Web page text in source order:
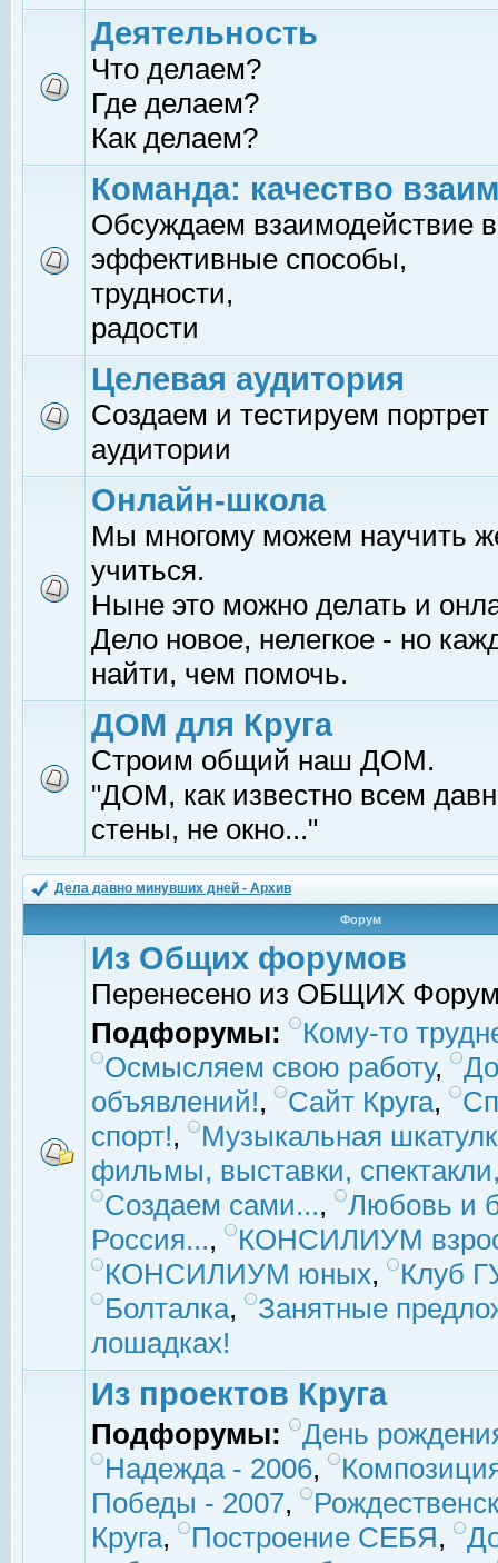
Деятельность
Что делаем?
Где делаем?
Как делаем?
Команда: качество
Обсуждаем взаимодействие
эффективные способы,
трудности,
радости
Целевая аудитория
Создаем и тестируем
аудитории
Онлайн-школа
Мы многому можем научить
учиться.
Ныне это можно делать и
Дело новое, нелегкое - но
найти, чем помочь.
ДОМ для Круга
Строим общий наш ДОМ.
"ДОМ, как известно всем
стены, не окно..."
Дела давно минувших дней - Архив
Форум
Из Общих форумов
Перенесено из ОБЩИХ
Подфорумы:
Кому-то
Осмысляем свою работу,
объявлений!, Сайт Круга,
спорт!,
Музыкальная
фильмы, выставки,
Создаем сами...,
Любовь и
Россия...,
КОНСИЛИУМ
КОНСИЛИУМ юных,
Клуб
Болталка,
Занятные
лошадках!
Из проектов Круга
Подфорумы:
День
Надежда - 2006,
Победы - 2007,
Круга, Построение СЕБЯ,